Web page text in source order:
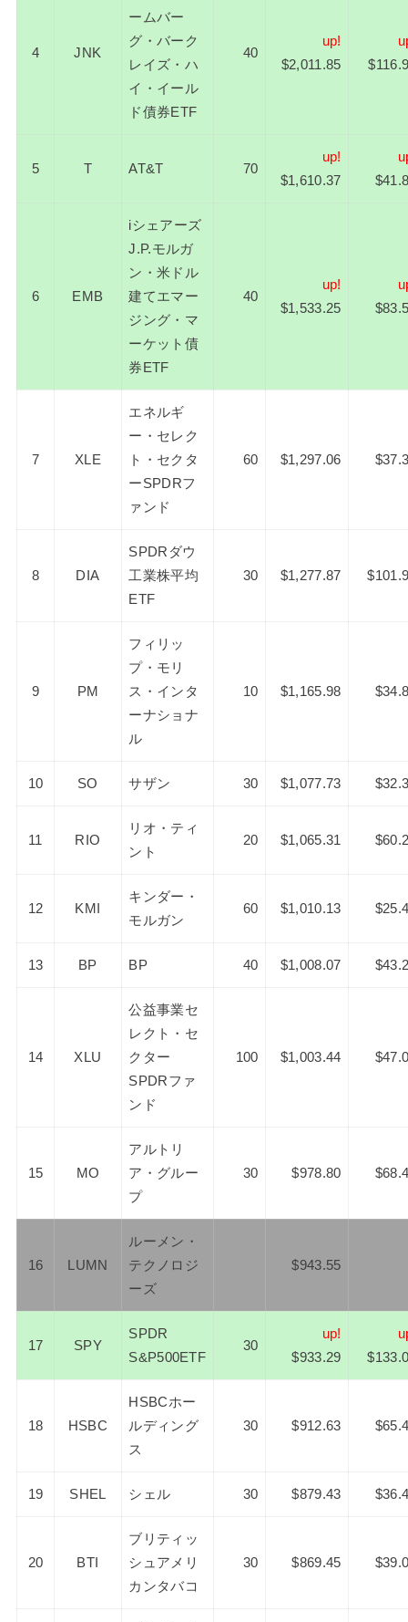
4 JNK
ームバー
グ・バーク
レイズ・ハ
イ・イール
ド債券ETF
40
up!
$2,011.85
5 T AT&T 70
up!
$1,610.37
6 EMB
iシェアーズ
J.P.モルガ
ン・米ドル
建てエマー
ジング・マ
ーケット債
券ETF
40
up!
$1,533.25
7 XLE
エネルギ
ー・セレク
ト・セクタ
ーSPDRフ
ァンド
60 $1,297.06
8 DIA
SPDRダウ
工業株平均
ETF
30 $1,277.87
9 PM
フィリッ
プ・モリ
ス・インタ
ーナショナ
ル
10 $1,165.98
10 SO サザン 30 $1,077.73
11 RIO
リオ・ティ
ント
20 $1,065.31
12 KMI
キンダー・
モルガン
60 $1,010.13
13 BP BP 40 $1,008.07
14 XLU
公益事業セ
レクト・セ
クター
SPDRファ
ンド
100 $1,003.44
15 MO
アルトリ
ア・グルー
プ
30 $978.80
16 LUMN
ルーメン・
テクノロジ
ーズ
$943.55
17 SPY
SPDR
S&P500ETF
30
up!
$933.29
18 HSBC
HSBCホー
ルディング
ス
30 $912.63
19 SHEL シェル 30 $879.43
20 BTI
ブリティッ
シュアメリ
カンタバコ
30 $869.45